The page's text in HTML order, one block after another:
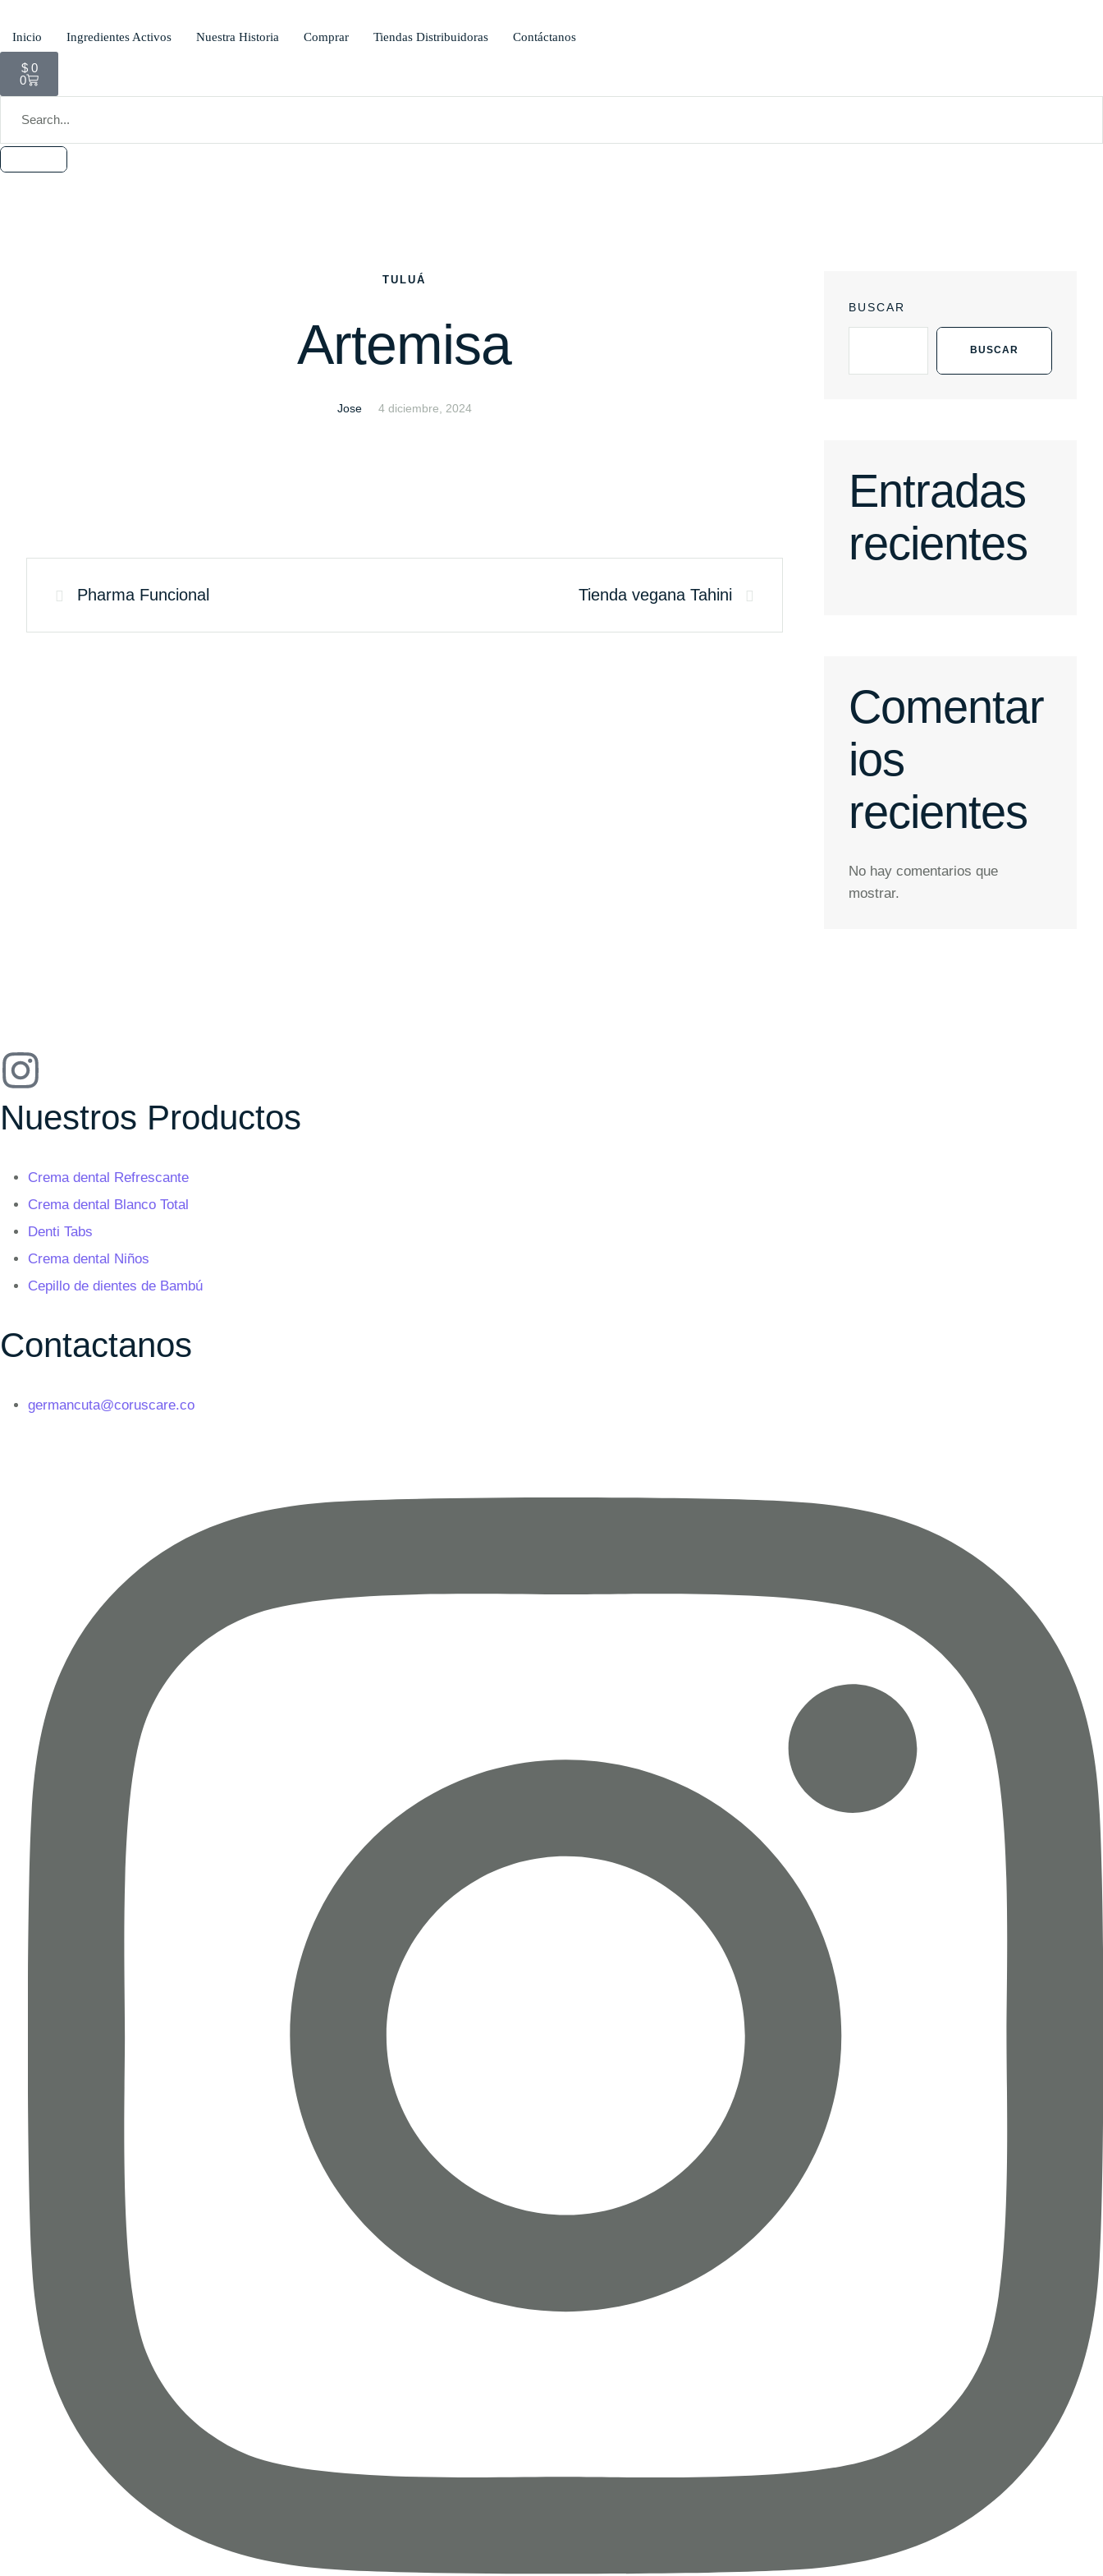
Inicio Ingredientes Activos Nuestra Historia Comprar Tiendas Distribuidoras Contáctanos
$0
0
TULUÁ
Artemisa
Jose 4 diciembre, 2024
Pharma Funcional Tienda vegana Tahini
BUSCAR
BUSCAR
Entradas
recientes
Comentar
ios
recientes
No hay comentarios que
mostrar.
Nuestros Productos
Crema dental Refrescante
Crema dental Blanco Total
Denti Tabs
Crema dental Niños
Cepillo de dientes de Bambú
Contactanos
germancuta@coruscare.co